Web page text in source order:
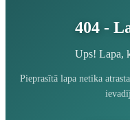
404 -
Ups! Lapa,
Pieprasītā lapa netika